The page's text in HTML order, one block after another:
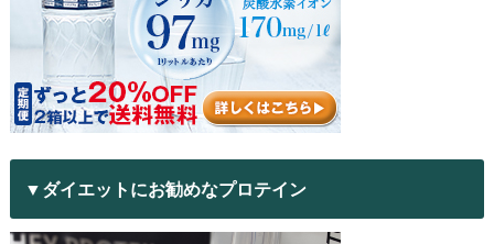
▼ダイエットにお勧めなプロテイン